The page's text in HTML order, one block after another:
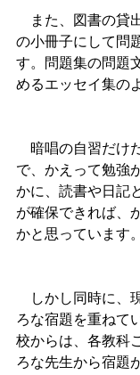
また、図書の貸
の小冊子にして問
す。問題集の問題
めるエッセイ集の
暗唱の自習だけ
で、かえって勉強
かに、読書や日記
が確保できれば、
かと思っています。
しかし同時に、
ろな宿題を重ねて
校からは、各教科
ろな先生から宿題